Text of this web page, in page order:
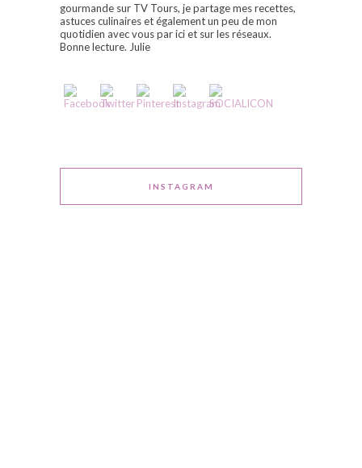
gourmande sur TV Tours, je partage mes recettes,
astuces culinaires et également un peu de mon
quotidien avec vous par ici et sur les réseaux.
Bonne lecture. Julie
INSTAGRAM